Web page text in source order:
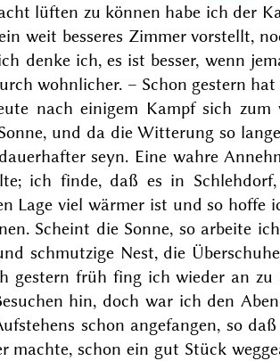
lüften zu können habe ich der
weit besseres Zimmer vorstellt,
denke ich, es ist besser, wenn
wohnlicher. – Schon gestern hat
nach einigem Kampf sich zum
und da die Witterung so
seyn. Eine wahre
ich finde, daß es in
Lage viel wärmer ist und so hoffe
Scheint die Sonne, so arbeite
schmutzige Nest, die
gestern früh fing ich wieder an
hin, doch war ich den
schon angefangen, so
machte, schon ein gut Stück